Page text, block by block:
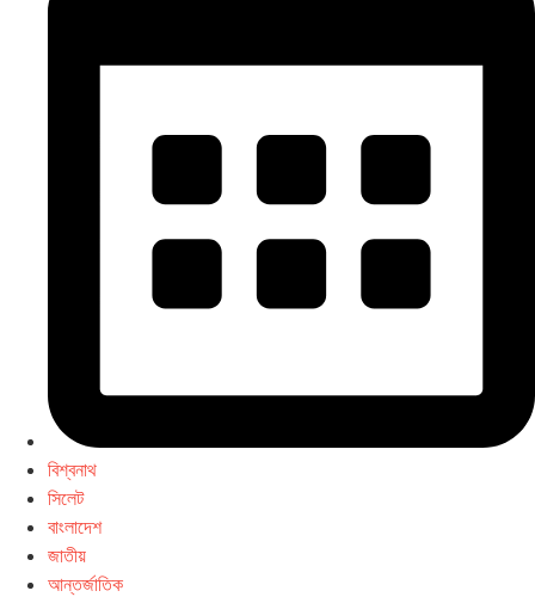
বিশ্বনাথ
সিলেট
বাংলাদেশ
জাতীয়
আন্তর্জাতিক